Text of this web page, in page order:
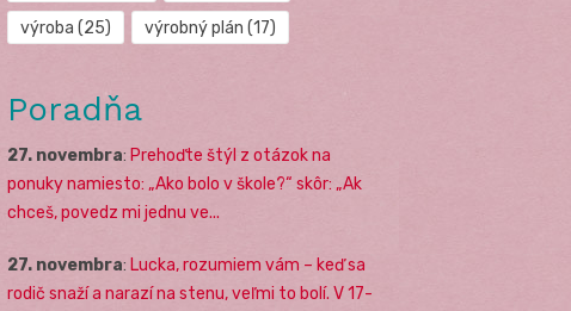
výroba (25) výrobný plán (17)
Poradňa
27. novembra: Prehoďte štýl z otázok na
ponuky namiesto: „Ako bolo v škole?“ skôr: „Ak
chceš, povedz mi jednu ve...
27. novembra: Lucka, rozumiem vám – keď sa
rodič snaží a narazí na stenu, veľmi to bolí. V 17-